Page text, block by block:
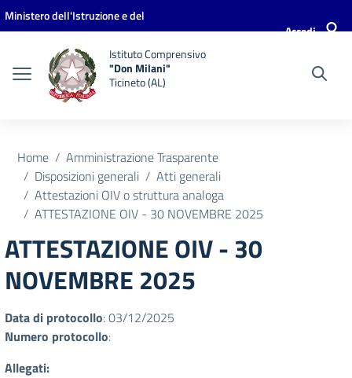
Vai ai contenuti
Vai al menu di navigazione
Vai al footer
Ministero dell'Istruzione e del
Accedi
Istituto Comprensivo
"Don Milani"
Ticineto (AL)
Home
Amministrazione Trasparente
Disposizioni generali
Atti generali
Attestazioni OIV o struttura analoga
ATTESTAZIONE OIV - 30 NOVEMBRE 2025
ATTESTAZIONE OIV - 30
NOVEMBRE 2025
Data di protocollo: 03/12/2025
Numero protocollo:
Allegati: